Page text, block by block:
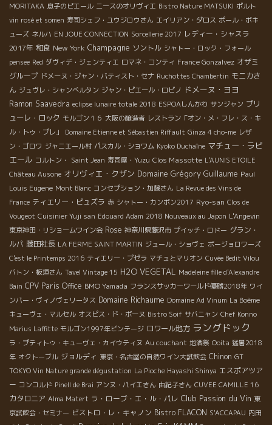
MORITAKA 息子のピエール ニースのオリヴィエ Bistro Nature MATSUKI ポルト
vin rosé et somen 寿司シェフ・ユウジロウさん エイリアン・ダロス ポール・ボキ
ューズ ネルハ EN JOUE CONNECTION Sorcellerie 2017 レディー・シャスラ
2017年 和食 New York Champagne ソントル シャトー・ロック・フォール
pensee Red ダヴィデ・ジェンティエ ロマネ・コンティ France Gonzalvez オザミ
グループ ドメーヌ・ジャン・バティスト・セナ Ruchottes Chambertin モニカさ
ん ジュヴレ・シャンべルタン ジャン・ピエール・ロビノ ドメーヌ・ヨヨ
Ramon Saavedra eclipse lunaire totale 2018 ESPOAしんかわ サンジャン プリ
ューレ・ロック モルゴン１６ 大阪の醸造者 レストラン「オン・メ・フレ・ス・キ
ル・トゥ・プレ」
Domaine Etienne et Sébastien Riffault Ginza 4 cho-me レザ
ン・ゴロワ ジャニエール村 パスカル・ショワム Kyoko Duchaîne マチュー・ラピ
エール コルトン・ Saint Jean 寿司屋・Yuzu Clos Massotte L'AUNIS ETOILE
Château Ausone オリヴィエ・クザン Domaine Grégory Guillaume Paul
Louis Eugene Mont Blanc コンセプション・加藤さん La Revue des Vins de
France ティエリー・ピュズラ 赤 シャトー・カンボン2017 Ryo-san Clos de
Vougeot Cuisinier Yuji san Edouard Adam 2018 Nouveaux au Japon L'Angevin
東京神田・リショームワイン会 Rose 神奈川県藤沢市 プイッチ・ロドー グラン・
ルパ 藤田社長 LA FERME SAINT MARTIN ジュール・ショヴェ ボージョロワーズ
C'est le Printemps 2016 ティエリー・プゼラ マチュとマリオン Cuvée Bedit Vilou
バトン・板垣さん Tavel Vintage 15 H2O VEGETAL Madeleine fille d'Alexandre
Bain CPV Paris Office BMO Yamada フランスサッカーワールド優勝2018年 ワイ
ンバー・ヴィノヴェリータス Domaine Richaume Domaine Ad Vinum La Boème
キューヴェ・マルセル オスピス・ド・ボーヌ Bistro Soif サバニャン Chef Konno
Marius Laffitte モルゴン1997年ビンテージ ロワール地方 ラングドック
ラ・プティトゥ・キューヴェ・カイウティヌ Au couchant 地酒祭 Ooita 猛暑2018
年 オクトーブル ジョルディ 東京・名古屋の自然ワイン大試飲会 Chinon GT
TOKYO Vin Nature grande dégustation La Pioche Hayashi Shinya エスポアツア
ー コンコルド Pinell de Brai アンヌ・パイエさん 由紀子さん CUVEE CAMILLE 16
カタロニア Alma Matert ラ・ローブ・エ・ル・パレ Club Passion du Vin 東
京試飲会・セミナー ビストロ・レ・キャノン Bistro FLACON S'ACCAPAU 内田